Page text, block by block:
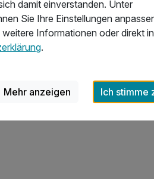
p.P. ab750,00 €
damit einverstanden. Unter
Sie Ihre Einstellungen
Informationen oder direkt in
.
Mehr anzeigen Ich stimme